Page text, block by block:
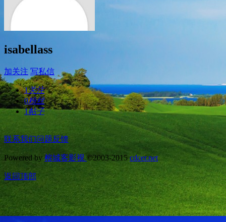
isabellass
加关注 写私信
1关注
0粉丝
1帖子
联系我们问题反馈
Powered by 榕城客影视 ©2003-2015cdcer.net
返回顶部